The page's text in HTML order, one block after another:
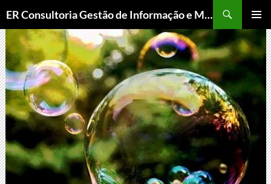
ER Consultoria Gestão de Informação e Memória Institucional
MENU
PARA
O
CONTEÚDO